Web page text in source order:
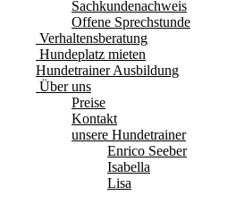
Sachkundenachweis
Offene Sprechstunde
Verhaltensberatung
Hundeplatz mieten
Hundetrainer Ausbildung
Über uns
Preise
Kontakt
unsere Hundetrainer
Enrico Seeber
Isabella
Lisa